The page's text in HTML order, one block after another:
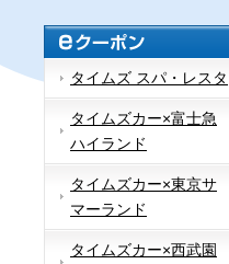
タイムズ スパ・レスタ
タイムズカー×富士急
ハイランド
タイムズカー×東京サ
マーランド
タイムズカー×西武園